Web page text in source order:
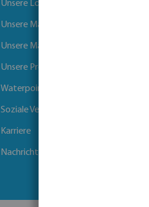
Unsere Lösungen
Unsere Marken
Unsere Märkte
Unsere Projekte
Waterpoints
Soziale Verantwortung der
Karriere
Nachrichten